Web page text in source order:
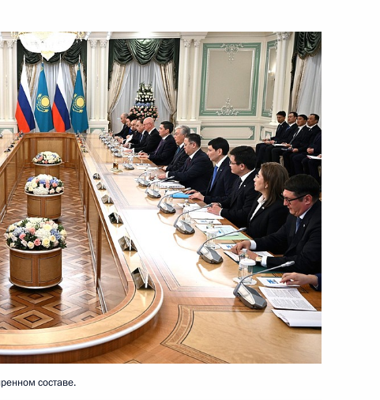
Казахстана Касым-
Касым-Жомартом Токаевым
экономического совета
Форум
составе.